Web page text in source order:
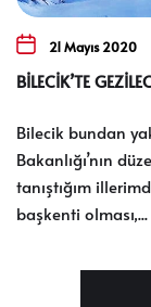
21 Mayıs 2020
BİLECİK’TE
Bilecik bundan
Bakanlığı’nın
tanıştığım
başkenti olması,...